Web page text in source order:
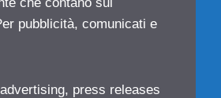
pubblicità, comunicati e
press releases